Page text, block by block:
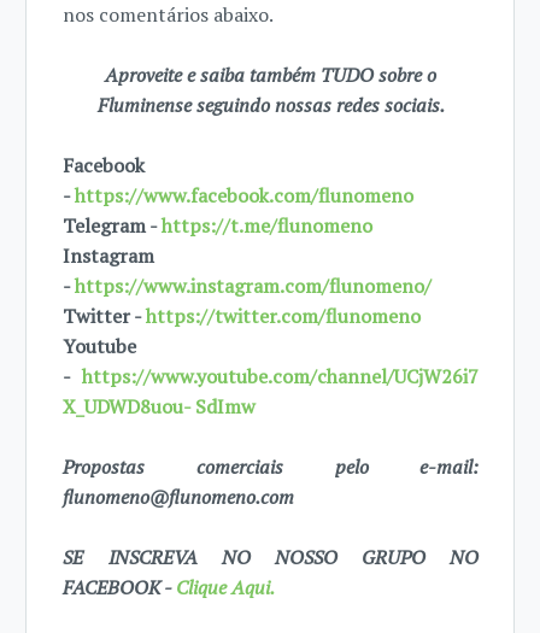
nos comentários abaixo.
Aproveite e saiba também TUDO sobre o
Fluminense seguindo nossas redes sociais.
Facebook
-https://www.facebook.com/flunomeno
Telegram -https://t.me/flunomeno
Instagram
-https://www.instagram.com/flunomeno/
Twitter -https://twitter.com/flunomeno
Youtube
-https://www.youtube.com/channel/UCjW26i7
X_UDWD8uou- SdImw
Propostas comerciais pelo e-mail:
flunomeno@flunomeno.com
SE INSCREVA NO NOSSO GRUPO NO
FACEBOOK -Clique Aqui.